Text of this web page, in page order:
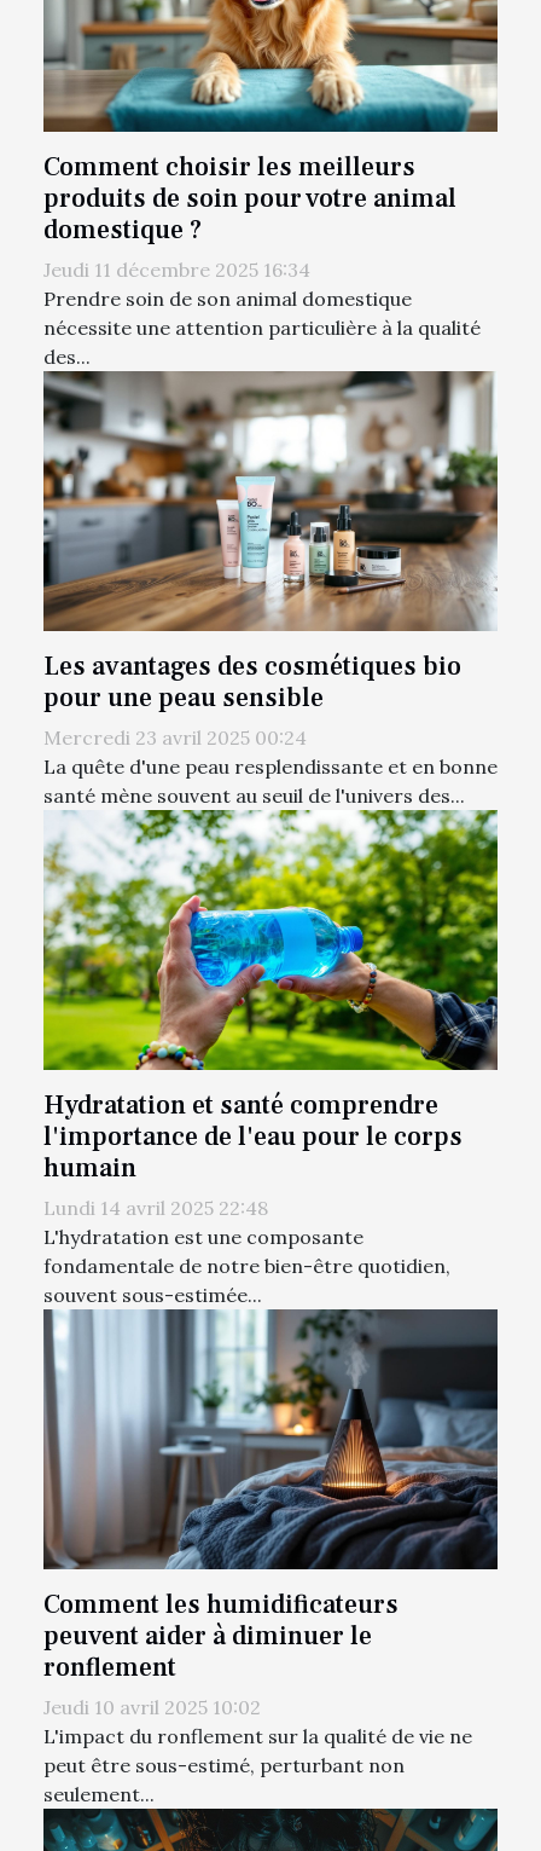
Comment choisir les meilleurs
produits de soin pour votre animal
domestique ?
Jeudi 11 décembre 2025 16:34
Prendre soin de son animal domestique
nécessite une attention particulière à la qualité
des...
Les avantages des cosmétiques bio
pour une peau sensible
Mercredi 23 avril 2025 00:24
La quête d'une peau resplendissante et en bonne
santé mène souvent au seuil de l'univers des...
Hydratation et santé comprendre
l'importance de l'eau pour le corps
humain
Lundi 14 avril 2025 22:48
L'hydratation est une composante
fondamentale de notre bien-être quotidien,
souvent sous-estimée...
Comment les humidificateurs
peuvent aider à diminuer le
ronflement
Jeudi 10 avril 2025 10:02
L'impact du ronflement sur la qualité de vie ne
peut être sous-estimé, perturbant non
seulement...